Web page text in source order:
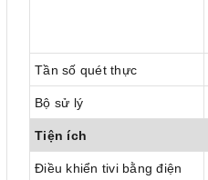
Tần số quét thực
Bộ sử lý
Tiện ích
Điều khiển tivi bằng điện